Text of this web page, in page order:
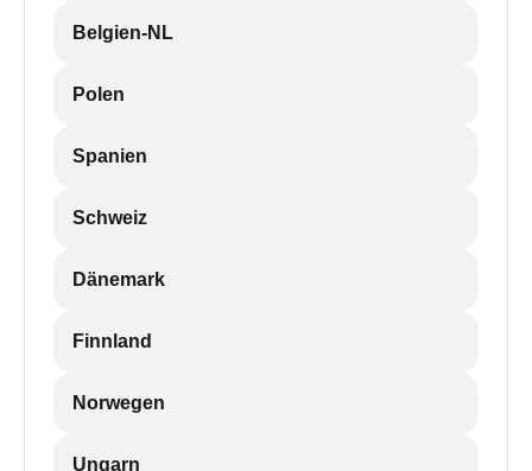
Belgien-NL
Polen
Spanien
Schweiz
Dänemark
Finnland
Norwegen
Ungarn